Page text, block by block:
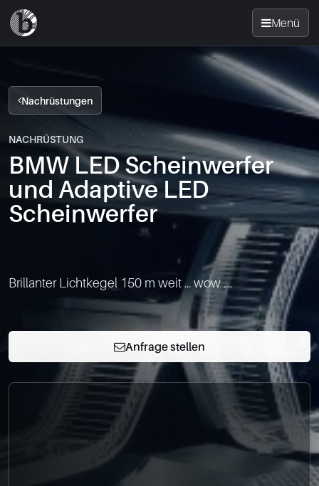
Menü
Nachrüsten
News
FAQ
Kontakt
info@bimmer-manufaktur.de
Nachrüstungen
NACHRÜSTUNG
BMW LED Scheinwerfer
und Adaptive LED
Scheinwerfer
Brillanter Lichtkegel 150 m weit ... wow ....
Anfrage stellen